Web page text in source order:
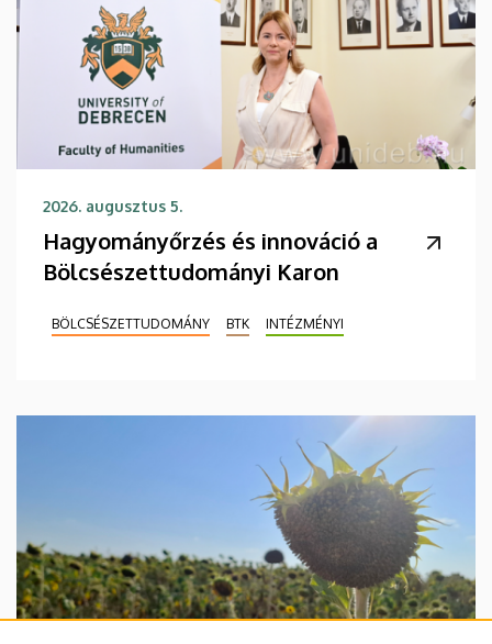
2026. augusztus 5.
Hagyományőrzés és innováció a
Bölcsészettudományi Karon
BÖLCSÉSZETTUDOMÁNY BTK INTÉZMÉNYI